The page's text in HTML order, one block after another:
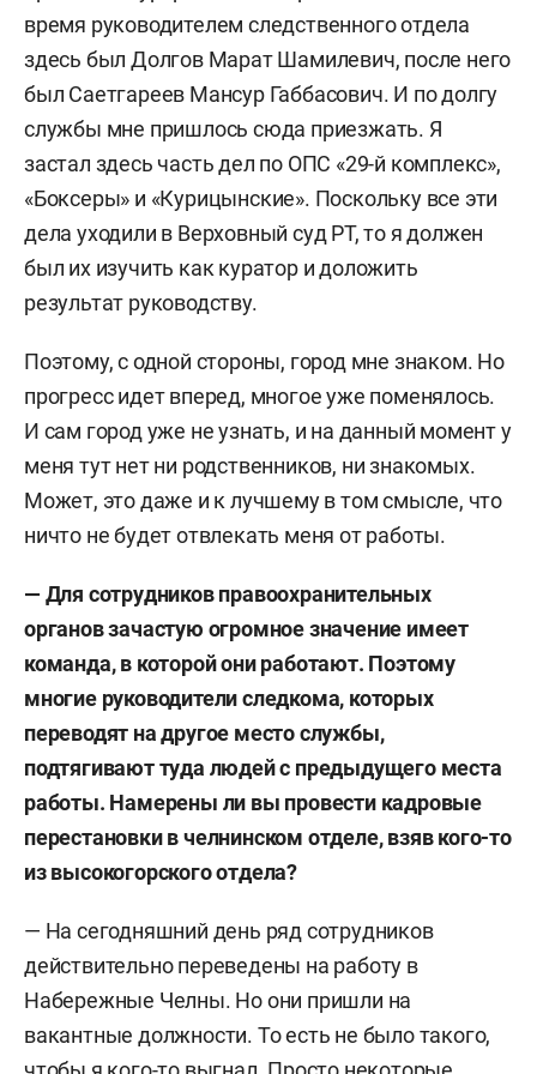
время руководителем следственного отдела
здесь был Долгов Марат Шамилевич, после него
был Саетгареев Мансур Габбасович. И по долгу
службы мне пришлось сюда приезжать. Я
застал здесь часть дел по ОПС «29-й комплекс»,
«Боксеры» и «Курицынские». Поскольку все эти
дела уходили в Верховный суд РТ, то я должен
был их изучить как куратор и доложить
результат руководству.
Поэтому, с одной стороны, город мне знаком. Но
прогресс идет вперед, многое уже поменялось.
И сам город уже не узнать, и на данный момент у
меня тут нет ни родственников, ни знакомых.
Может, это даже и к лучшему в том смысле, что
ничто не будет отвлекать меня от работы.
— Для сотрудников правоохранительных
органов зачастую огромное значение имеет
команда, в которой они работают. Поэтому
многие руководители следкома, которых
переводят на другое место службы,
подтягивают туда людей с предыдущего места
работы. Намерены ли вы провести кадровые
перестановки в челнинском отделе, взяв кого-то
из высокогорского отдела?
— На сегодняшний день ряд сотрудников
действительно переведены на работу в
Набережные Челны. Но они пришли на
вакантные должности. То есть не было такого,